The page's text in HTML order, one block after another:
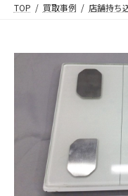
TOP 買取事例 店舗持ち